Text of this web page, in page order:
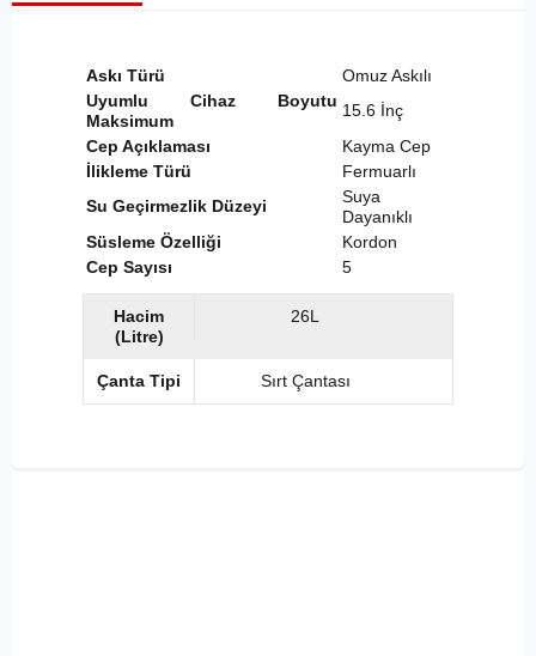
Askı Türü
Omuz Askılı
Uyumlu Cihaz Boyutu
Maksimum
15.6 İnç
Cep Açıklaması
Kayma Cep
İlikleme Türü
Fermuarlı
Su Geçirmezlik Düzeyi
Suya
Dayanıklı
Süsleme Özelliği
Kordon
Cep Sayısı
5
Hacim
(Litre)
26L
Çanta Tipi Sırt Çantası